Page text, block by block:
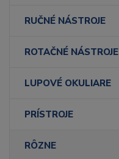
RUČNÉ NÁSTROJE
ROTAČNÉ NÁSTROJE
LUPOVÉ OKULIARE
PRÍSTROJE
RÔZNE